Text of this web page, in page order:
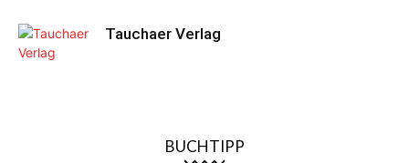
Tauchaer Verlag
BUCHTIPP